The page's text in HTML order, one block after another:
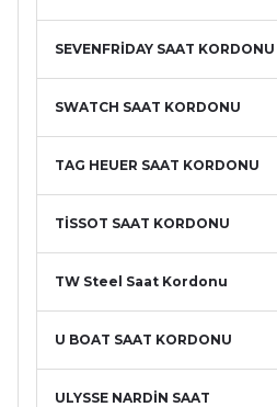
SEVENFRİDAY SAAT KORDONU
SWATCH SAAT KORDONU
TAG HEUER SAAT KORDONU
TİSSOT SAAT KORDONU
TW Steel Saat Kordonu
U BOAT SAAT KORDONU
ULYSSE NARDİN SAAT